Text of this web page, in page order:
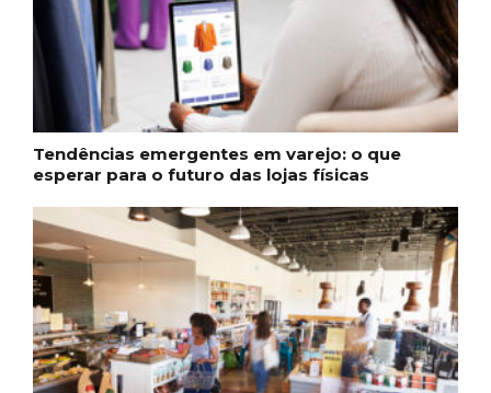
Tendências emergentes em varejo: o que
esperar para o futuro das lojas físicas